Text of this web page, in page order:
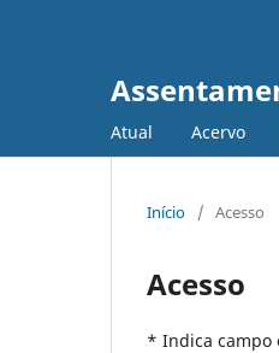
Atual Acervo
Início / Acesso
Acesso
* Indica campo